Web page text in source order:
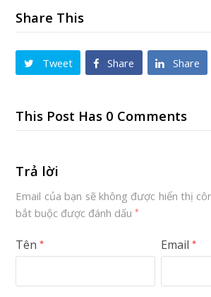
Share This
Tweet Share Share
This Post Has 0 Comments
Trả lời
Email của bạn sẽ không được hiển thị
bắt buộc được đánh dấu*
Tên* Email*